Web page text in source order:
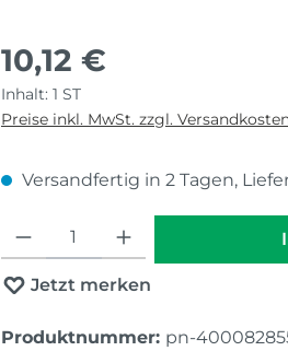
10,12 €
Inhalt: 1 ST
Preise inkl. MwSt. zzgl.
Versandfertig in 2 Tagen,
Produkt Anzahl: Gib den
Jetzt merken
Produktnummer: pn-